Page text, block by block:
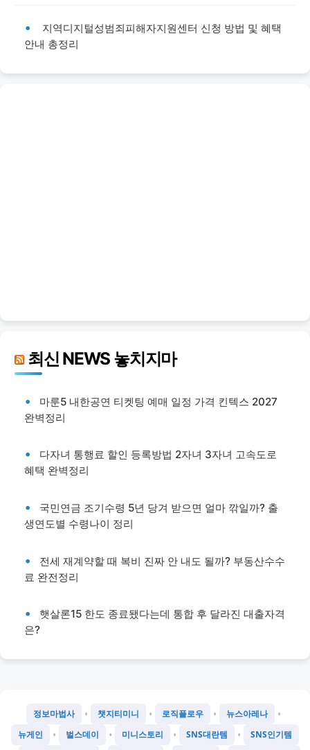
지역디지털성범죄피해자지원센터 신청 방법 및 혜택
안내 총정리
최신 NEWS 놓치지마
마룬5 내한공연 티켓팅 예매 일정 가격 킨텍스 2027
완벽정리
다자녀 통행료 할인 등록방법 2자녀 3자녀 고속도로
혜택 완벽정리
국민연금 조기수령 5년 당겨 받으면 얼마 깎일까? 출
생연도별 수령나이 정리
전세 재계약할 때 복비 진짜 안 내도 될까? 부동산수수
료 완전정리
햇살론15 한도 종료됐다는데 통합 후 달라진 대출자격
은?
정보마법사 • 챗지티미니 • 로직플로우 • 뉴스아레나 •
뉴게인 • 벌스데이 • 미니스토리 • SNS대란템 • SNS인기템